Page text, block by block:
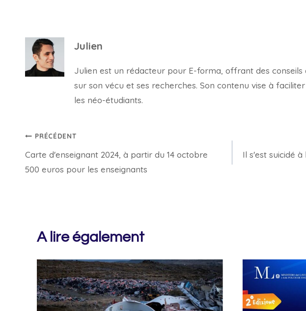
Julien
Julien est un rédacteur pour E-forma, offrant des conseils
sur son vécu et ses recherches. Son contenu vise à
les néo-étudiants.
Navigation
de
l’article
PRÉCÉDENT
Carte d'enseignant 2024, à partir du 14 octobre
500 euros pour les enseignants
Il s'est suicidé
A lire également